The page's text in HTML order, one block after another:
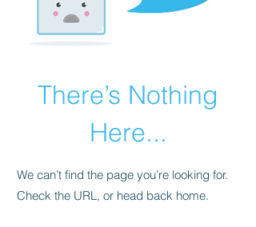
There’s Nothing
Here...
We can’t find the page you’re looking for.
Check the URL, or head back home.